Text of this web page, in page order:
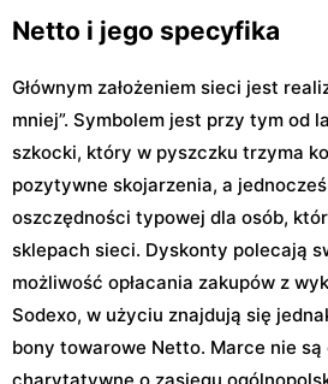
Netto i jego specyfika
Głównym założeniem sieci jest
mniej”. Symbolem jest przy tym od
szkocki, który w pyszczku trzyma
pozytywne skojarzenia, a
oszczędności typowej dla osób,
sklepach sieci. Dyskonty polecają
możliwość opłacania zakupów z
Sodexo, w użyciu znajdują się
bony towarowe Netto. Marce nie